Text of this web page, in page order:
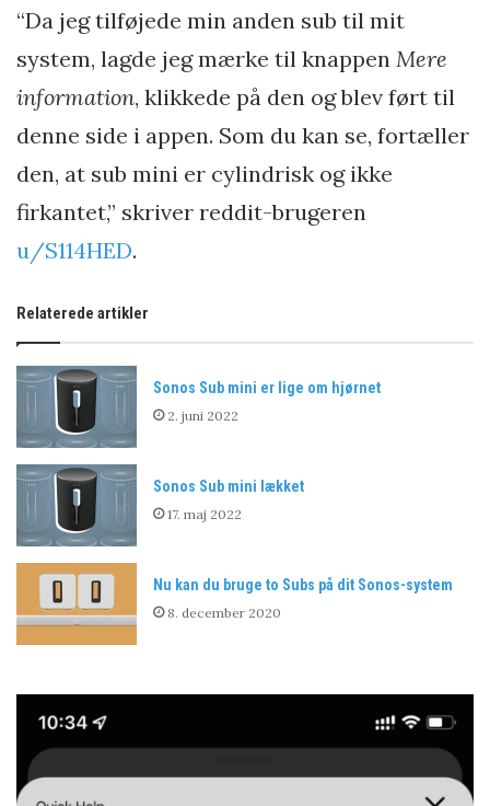
“Da jeg tilføjede min anden sub til mit
system, lagde jeg mærke til knappen Mere
information, klikkede på den og blev ført til
denne side i appen. Som du kan se, fortæller
den, at sub mini er cylindrisk og ikke
firkantet,” skriver reddit-brugeren
u/S114HED.
Relaterede artikler
Sonos Sub mini er lige om hjørnet
2. juni 2022
Sonos Sub mini lækket
17. maj 2022
Nu kan du bruge to Subs på dit Sonos-system
8. december 2020